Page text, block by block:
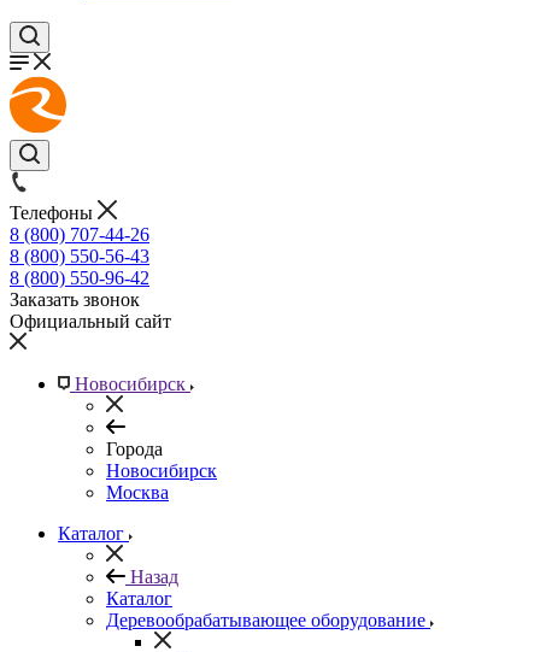
Телефоны
8 (800) 707-44-26
8 (800) 550-56-43
8 (800) 550-96-42
Заказать звонок
Официальный сайт
Новосибирск
Города
Новосибирск
Москва
Каталог
Назад
Каталог
Деревообрабатывающее оборудование